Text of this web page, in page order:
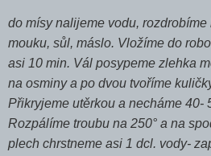
do mísy nalijeme vodu,
mouku, sůl, máslo. Vložíme do
asi 10 min. Vál posypeme zlehka
na osminy a po dvou tvoříme
Přikryjeme utěrkou a necháme 40-
Rozpálíme troubu na 250° a na
plech chrstneme asi 1 dcl. vody-